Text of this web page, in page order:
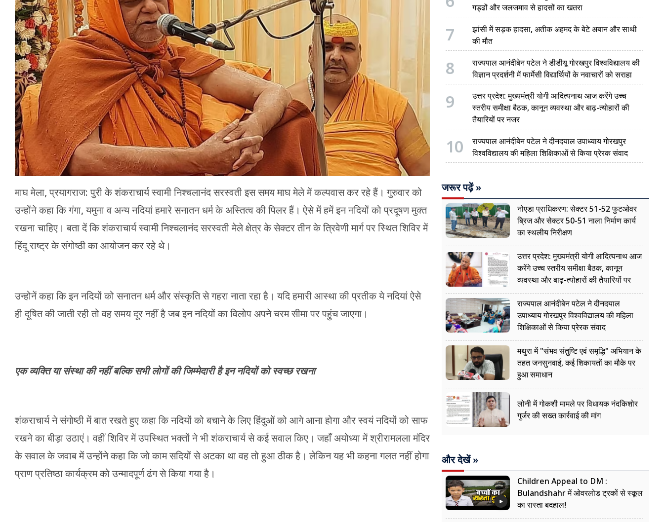
माघ मेला, प्रयागराज: पुरी के शंकराचार्य स्वामी निश्चलानंद सरस्वती इस समय माघ मेले में कल्पवास कर रहे हैं। गुरुवार को
उन्होंने कहा कि गंगा, यमुना व अन्य नदियां हमारे सनातन धर्म के अस्तित्व की पिलर हैं। ऐसे में हमें इन नदियों को प्रदूषण मुक्त
रखना चाहिए। बता दें कि शंकराचार्य स्वामी निश्चलानंद सरस्वती मेले क्षेत्र के सेक्टर तीन के त्रिवेणी मार्ग पर स्थित शिविर में
हिंदू राष्ट्र के संगोष्ठी का आयोजन कर रहे थे।
उन्होनें कहा कि इन नदियों को सनातन धर्म और संस्कृति से गहरा नाता रहा है। यदि हमारी आस्था की प्रतीक ये नदियां ऐसे
ही दूषित की जाती रही तो वह समय दूर नहीं है जब इन नदियों का विलोप अपने चरम सीमा पर पहुंच जाएगा।
एक व्यक्ति या संस्था की नहीं बल्कि सभी लोगों की जिम्मेदारी है इन नदियों को स्वच्छ रखना
शंकराचार्य ने संगोष्ठी में बात रखते हुए कहा कि नदियों को बचाने के लिए हिंदुओं को आगे आना होगा और स्वयं नदियों को साफ
रखने का बीड़ा उठाएं। वहीं शिविर में उपस्थित भक्तों ने भी शंकराचार्य से कई सवाल किए। जहाँ अयोध्या में श्रीरामलला मंदिर
के सवाल के जवाब में उन्होंने कहा कि जो काम सदियों से अटका था वह तो हुआ ठीक है। लेकिन यह भी कहना गलत नहीं होगा
प्राण प्रतिष्ठा कार्यक्रम को उन्मादपूर्ण ढंग से किया गया है।
गड्ढों और जलजमाव से हादसों का खतरा
7
झांसी में सड़क हादसा, अतीक अहमद के बेटे अबान और साथी
की मौत
8
राज्यपाल आनंदीबेन पटेल ने डीडीयू गोरखपुर विश्वविद्यालय की
विज्ञान प्रदर्शनी में फार्मेसी विद्यार्थियों के नवाचारों को सराहा
9
उत्तर प्रदेश: मुख्यमंत्री योगी आदित्यनाथ आज करेंगे उच्च
स्तरीय समीक्षा बैठक, कानून व्यवस्था और बाढ़-त्योहारों की
तैयारियों पर नजर
10
राज्यपाल आनंदीबेन पटेल ने दीनदयाल उपाध्याय गोरखपुर
विश्वविद्यालय की महिला शिक्षिकाओं से किया प्रेरक संवाद
जरूर पढ़ें »
नोएडा प्राधिकरण: सेक्टर 51-52 फुटओवर
ब्रिज और सेक्टर 50-51 नाला निर्माण कार्य
का स्थलीय निरीक्षण
उत्तर प्रदेश: मुख्यमंत्री योगी आदित्यनाथ आज
करेंगे उच्च स्तरीय समीक्षा बैठक, कानून
व्यवस्था और बाढ़-त्योहारों की तैयारियों पर
नजर
राज्यपाल आनंदीबेन पटेल ने दीनदयाल
उपाध्याय गोरखपुर विश्वविद्यालय की महिला
शिक्षिकाओं से किया प्रेरक संवाद
मथुरा में "संभव संतुष्टि एवं समृद्धि" अभियान के
तहत जनसुनवाई, कई शिकायतों का मौके पर
हुआ समाधान
लोनी में गोकशी मामले पर विधायक नंदकिशोर
गुर्जर की सख्त कार्रवाई की मांग
और देखें »
Children Appeal to DM :
Bulandshahr में ओवरलोड ट्रकों से स्कूल
का रास्ता बदहाल!
गोरखपुर
प्रयागराज
रामपुर